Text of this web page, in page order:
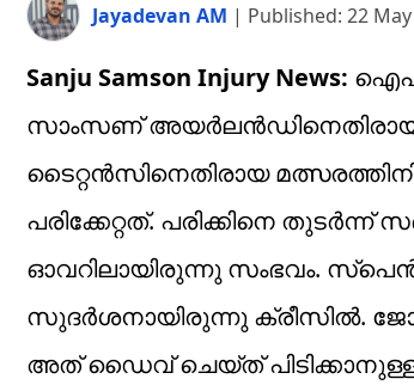
Jayadevan AM | Published: 22
Sanju Samson Injury News:
സാംസണ് അയര്‍ലന്‍ഡിനെതിരായ
ടൈറ്റന്‍സിനെതിരായ
പരിക്കേറ്റത്. പരിക്കിനെ
ഓവറിലായിരുന്നു സംഭവം.
സുദർശനായിരുന്നു ക്രീസിൽ.
അത് ഡൈവ് ചെയ്ത് പിടിക്കാനുള്ള